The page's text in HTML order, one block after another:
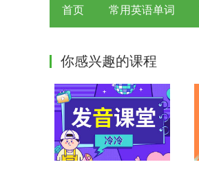
首页 常用英语单词
你感兴趣的课程